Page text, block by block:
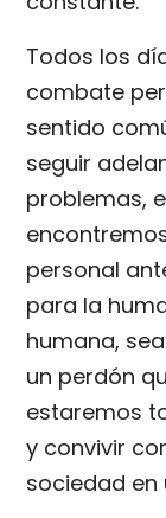
Todos los
combate
sentido
seguir
problemas,
personal
para la
humana,
un perdón
estaremos
y convivir
sociedad en